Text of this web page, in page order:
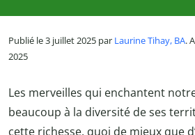
Publié le 3 juillet 2025 par Laurine Tihay, BA.
2025
Les merveilles qui enchantent
beaucoup à la diversité de ses
cette richesse, quoi de mieux que